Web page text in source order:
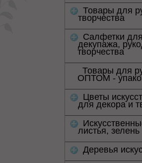
Товары для
творчества
Салфетки для
декупажа,
творчества
Товары для
ОПТОМ -
Цветы
для декора и
листья, зелень
Деревья